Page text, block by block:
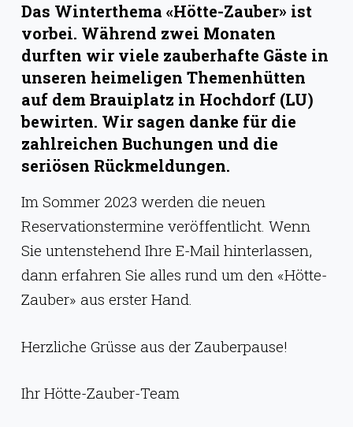
n
g
e
n
Das Winterthema «Hötte-Zauber» ist
vorbei. Während zwei Monaten
durften wir viele zauberhafte Gäste in
unseren heimeligen Themenhütten
auf dem Brauiplatz in Hochdorf (LU)
bewirten. Wir sagen danke für die
zahlreichen Buchungen und die
seriösen Rückmeldungen.
Im Sommer 2023 werden die neuen
Reservationstermine veröffentlicht. Wenn
Sie untenstehend Ihre E-Mail hinterlassen,
dann erfahren Sie alles rund um den «Hötte-
Zauber» aus erster Hand.
Herzliche Grüsse aus der Zauberpause!
Ihr Hötte-Zauber-Team